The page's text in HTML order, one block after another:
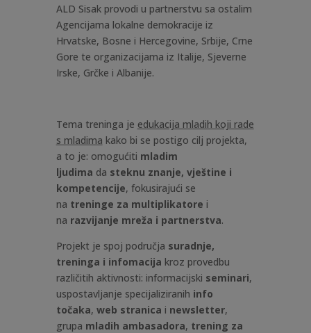
ALD Sisak provodi u partnerstvu sa ostalim
Agencijama lokalne demokracije iz
Hrvatske, Bosne i Hercegovine, Srbije, Crne
Gore te organizacijama iz Italije, Sjeverne
Irske, Grčke i Albanije.
Tema treninga je edukacija mladih koji rade
s mladima kako bi se postigo cilj projekta,
a to je: omogućiti mladim
ljudima da steknu znanje, vještine i
kompetencije, fokusirajući se
na treninge za multiplikatore i
na razvijanje mreža i partnerstva.
Projekt je spoj područja suradnje,
treninga i infomacija kroz provedbu
različitih aktivnosti: informacijski seminari,
uspostavljanje specijaliziranih info
točaka, web stranica i newsletter,
grupa mladih ambasadora, trening za